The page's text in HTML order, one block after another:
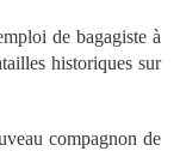
de bagagiste à
historiques sur
compagnon de